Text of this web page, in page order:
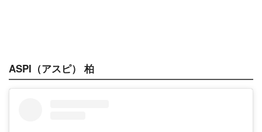
ASPI（アスピ） 柏